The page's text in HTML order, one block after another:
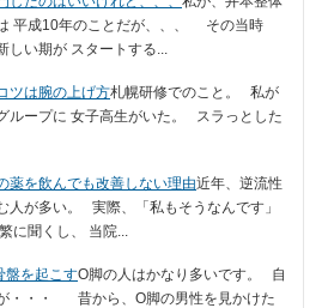
平成10年のことだが、、、 その当時
しい期が スタートする...
ツは腕の上げ方札幌研修でのこと。 私が
ループに 女子高生がいた。 スラっとした
薬を飲んでも改善しない理由近年、逆流性
人が多い。 実際、「私もそうなんです」
に聞くし、 当院...
盤を起こすO脚の人はかなり多いです。 自
・・・ 昔から、O脚の男性を見かけた